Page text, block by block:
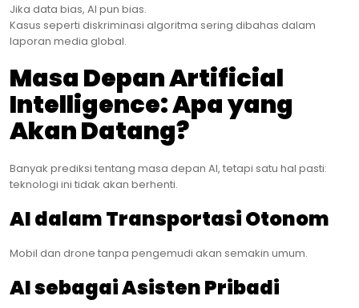
Jika data bias, AI pun bias.
Kasus seperti diskriminasi algoritma sering dibahas dalam
laporan media global.
Masa Depan Artificial
Intelligence: Apa yang
Akan Datang?
Banyak prediksi tentang masa depan AI, tetapi satu hal pasti:
teknologi ini tidak akan berhenti.
AI dalam Transportasi Otonom
Mobil dan drone tanpa pengemudi akan semakin umum.
AI sebagai Asisten Pribadi